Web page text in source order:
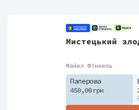
Мистецький
Майкл Фінкель
Паперова
450,00 грн